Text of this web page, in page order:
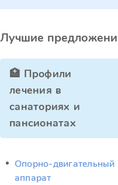
Лучшие
🏥 Профили
лечения в
санаториях и
пансионатах
Опорно-двигательный
аппарат